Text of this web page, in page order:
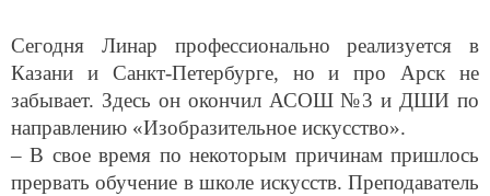
Сегодня Линар профессионально реализуется в
Казани и Санкт-Петербурге, но и про Арск не
забывает. Здесь он окончил АСОШ №3 и ДШИ по
направлению «Изобразительное искусство».
– В свое время по некоторым причинам пришлось
прервать обучение в школе искусств. Преподаватель